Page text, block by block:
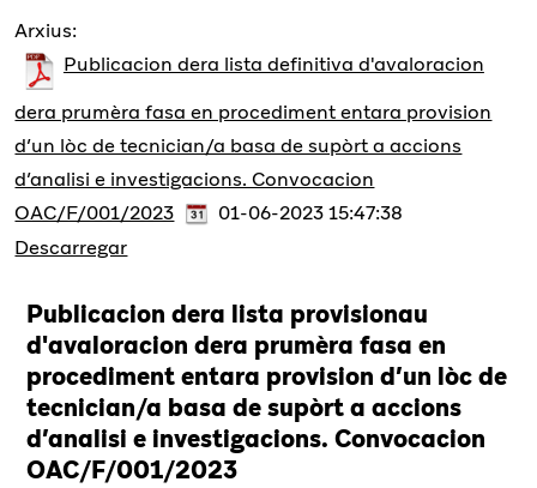
Arxius:
Publicacion dera lista definitiva d'avaloracion
dera prumèra fasa en procediment entara provision
d’un lòc de tecnician/a basa de supòrt a accions
d’analisi e investigacions. Convocacion
OAC/F/001/2023
01-06-2023 15:47:38
Descarregar
Publicacion dera lista provisionau
d'avaloracion dera prumèra fasa en
procediment entara provision d’un lòc de
tecnician/a basa de supòrt a accions
d’analisi e investigacions. Convocacion
OAC/F/001/2023